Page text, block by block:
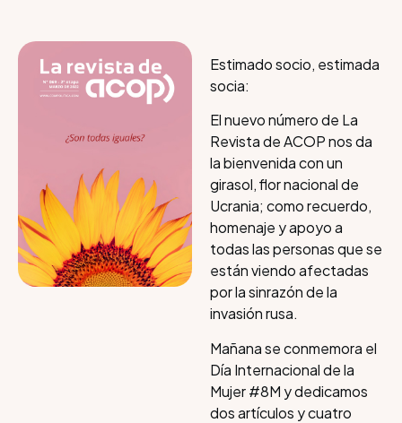
Estimado socio, estimada
socia:
El nuevo número de La
Revista de ACOP nos da
la bienvenida con un
girasol, flor nacional de
Ucrania; como recuerdo,
homenaje y apoyo a
todas las personas que se
están viendo afectadas
por la sinrazón de la
invasión rusa.
Mañana se conmemora el
Día Internacional de la
Mujer #8M y dedicamos
dos artículos y cuatro